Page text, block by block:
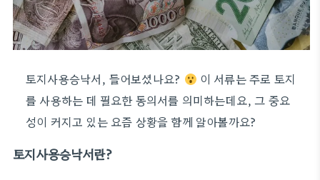
토지사용승낙서, 들어보셨나요?
이 서류는 주로 토지
를 사용하는 데 필요한 동의서를 의미하는데요, 그 중요
성이 커지고 있는 요즘 상황을 함께 알아볼까요?
토지사용승낙서란?